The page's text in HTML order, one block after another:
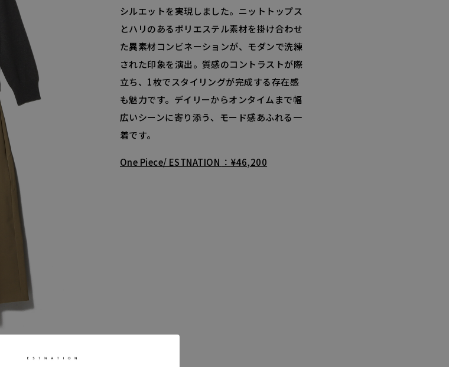
シルエットを実現しました。ニットトップス
とハリのあるポリエステル素材を掛け合わせ
た異素材コンビネーションが、モダンで洗練
された印象を演出。質感のコントラストが際
立ち、1枚でスタイリングが完成する存在感
も魅力です。デイリーからオンタイムまで幅
広いシーンに寄り添う、モード感あふれる一
着です。
One Piece/ ESTNATION ¥46,200